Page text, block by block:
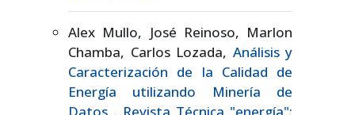
Alex Mullo, José Reinoso, Marlon
Chamba, Carlos Lozada, Análisis y
Caracterización de la Calidad de
Energía utilizando Minería de